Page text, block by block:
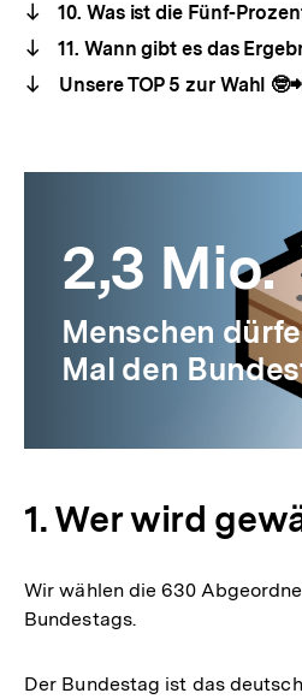
10. Was ist die Fünf-
11. Wann gibt es das
Unsere TOP 5 zur Wahl
2,3 Mio.
Menschen
Mal den
1. Wer wird
Wir wählen die 630
Bundestags.
Der Bundestag ist das